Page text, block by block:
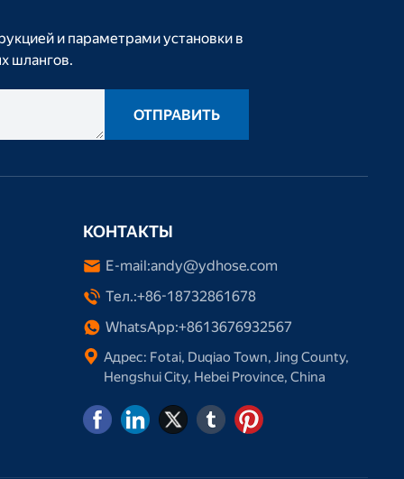
и параметрами установки в
шлангов.
ОТПРАВИТЬ
КОНТАКТЫ
E-mail:andy@ydhose.com
Тел.:+86-18732861678
WhatsApp:+8613676932567
Адрес: Fotai, Duqiao Town, Jing County,
Hengshui City, Hebei Province, China